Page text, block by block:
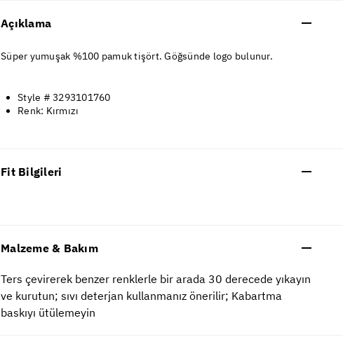
Açıklama
Süper yumuşak %100 pamuk tişört. Göğsünde logo bulunur.
Style # 3293101760
Renk: Kırmızı
Fit Bilgileri
Malzeme & Bakım
Ters çevirerek benzer renklerle bir arada 30 derecede yıkayın
ve kurutun; sıvı deterjan kullanmanız önerilir; Kabartma
baskıyı ütülemeyin